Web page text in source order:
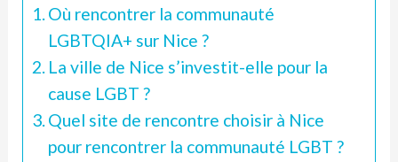
Où rencontrer la communauté
LGBTQIA+ sur Nice ?
La ville de Nice s’investit-elle pour la
cause LGBT ?
Quel site de rencontre choisir à Nice
pour rencontrer la communauté LGBT ?